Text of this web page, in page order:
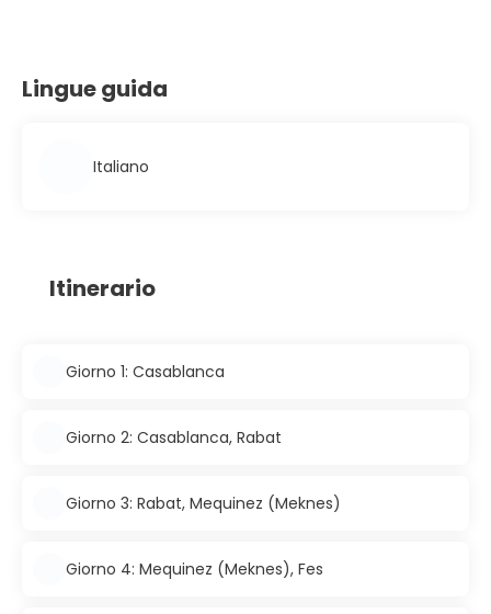
Lingue guida
Italiano
Itinerario
Giorno 1: Casablanca
Giorno 2: Casablanca, Rabat
Giorno 3: Rabat, Mequinez (Meknes)
Giorno 4: Mequinez (Meknes), Fes